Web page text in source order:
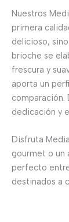
Nuestros
primera
delicioso,
brioche se
frescura y
aporta un
comparación.
dedicación y
Disfruta
gourmet o un
perfecto
destinados a